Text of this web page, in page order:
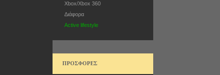
Xbox/Xbox 360
Διάφορα
Active lifestyle
ΠΡΟΣΦΟΡΕΣ